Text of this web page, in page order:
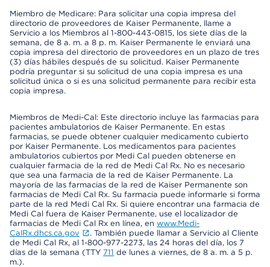
Miembro de Medicare: Para solicitar una copia impresa del
directorio de proveedores de Kaiser Permanente, llame a
Servicio a los Miembros al 1-800-443-0815, los siete días de la
semana, de 8 a. m. a 8 p. m. Kaiser Permanente le enviará una
copia impresa del directorio de proveedores en un plazo de tres
(3) días hábiles después de su solicitud. Kaiser Permanente
podría preguntar si su solicitud de una copia impresa es una
solicitud única o si es una solicitud permanente para recibir esta
copia impresa.
Miembros de Medi-Cal: Este directorio incluye las farmacias para
pacientes ambulatorios de Kaiser Permanente. En estas
farmacias, se puede obtener cualquier medicamento cubierto
por Kaiser Permanente. Los medicamentos para pacientes
ambulatorios cubiertos por Medi Cal pueden obtenerse en
cualquier farmacia de la red de Medi Cal Rx. No es necesario
que sea una farmacia de la red de Kaiser Permanente. La
mayoría de las farmacias de la red de Kaiser Permanente son
farmacias de Medi Cal Rx. Su farmacia puede informarle si forma
parte de la red Medi Cal Rx. Si quiere encontrar una farmacia de
Medi Cal fuera de Kaiser Permanente, use el localizador de
farmacias de Medi Cal Rx en línea, en www.Medi-
CalRx.dhcs.ca.gov
. También puede llamar a Servicio al Cliente
de Medi Cal Rx, al 1-800-977-2273, las 24 horas del día, los 7
días de la semana (TTY 711 de lunes a viernes, de 8 a. m. a 5 p.
m.).